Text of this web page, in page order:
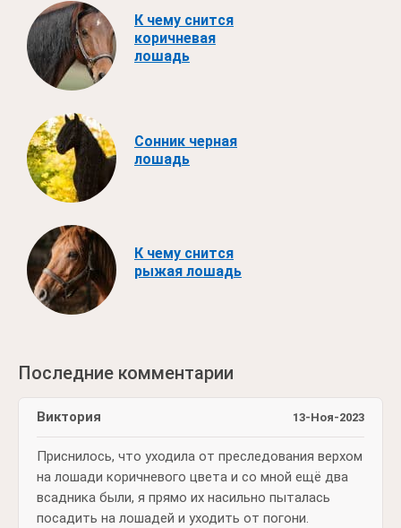
К чему снится
коричневая
лошадь
Сонник черная
лошадь
К чему снится
рыжая лошадь
Последние комментарии
13-Ноя-2023
Виктория
Приснилось, что уходила от преследования верхом
на лошади коричневого цвета и со мной ещё два
всадника были, я прямо их насильно пыталась
посадить на лошадей и уходить от погони.